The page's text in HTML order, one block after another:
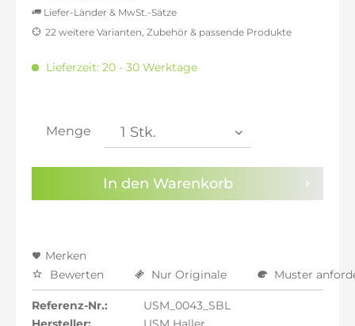
Sie haben dieDatenschutzbestimmungenzur
Kenntnis genommen.
Liefer-Länder & MwSt.-Sätze
inkl. 16% MwSt.: 1.263,33 €
inkl. 20% MwSt.: 1.306,89 €
inkl. 21% MwSt.: 1.317,78 €
inkl. 22% MwSt.: 1.328,67 €
22 weitere Varianten, Zubehör & passende Produkte
Lieferzeit: 20 - 30 Werktage
Menge
In den Warenkorb
Merken
Bewerten
Nur Originale Muster
Referenz-Nr.:
USM_0043_SBL